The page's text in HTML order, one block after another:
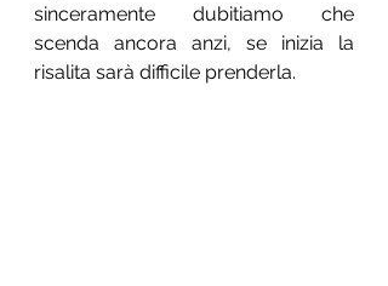
sinceramente dubitiamo che
scenda ancora anzi, se inizia la
risalita sarà difficile prenderla.